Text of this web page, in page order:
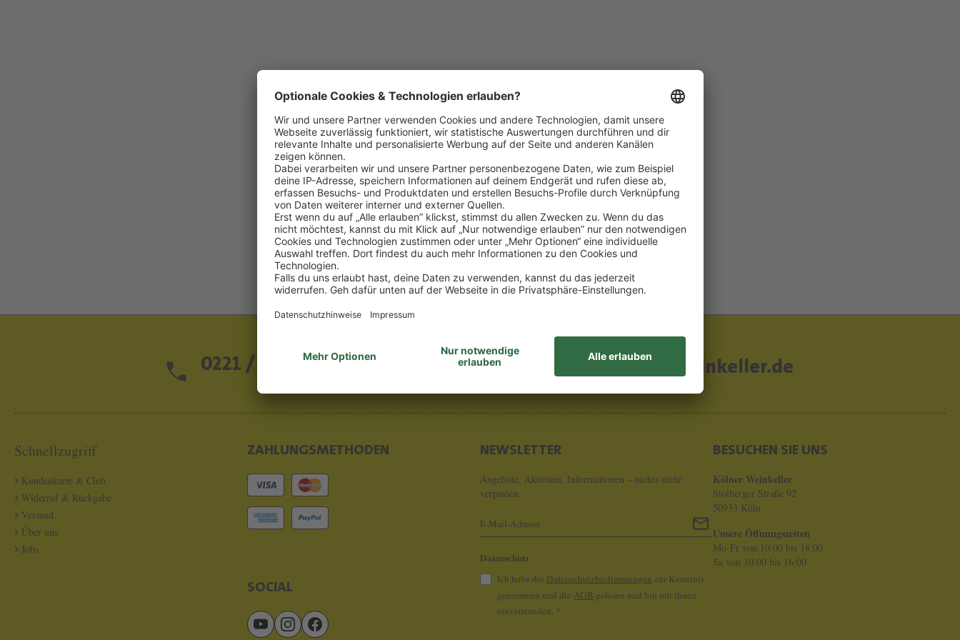
0221 / 13 97 28 - 0 info@koelner-weinkeller.de
Schnellzugriff
Kundenkarte & Club
Widerruf & Rückgabe
Versand
Über uns
Jobs
ZAHLUNGSMETHODEN
SOCIAL
NEWSLETTER
Angebote, Aktionen, Informationen – nichts mehr
verpassen.
Datenschutz
Ich habe die Datenschutzbestimmungen zur Kenntnis
genommen und die AGB gelesen und bin mit ihnen
einverstanden. *
BESUCHEN SIE UNS
Kölner Weinkeller
Stolberger Straße 92
50933 Köln
Unsere Öffnungszeiten
Mo-Fr von 10:00 bis 18:00
Sa von 10:00 bis 16:00